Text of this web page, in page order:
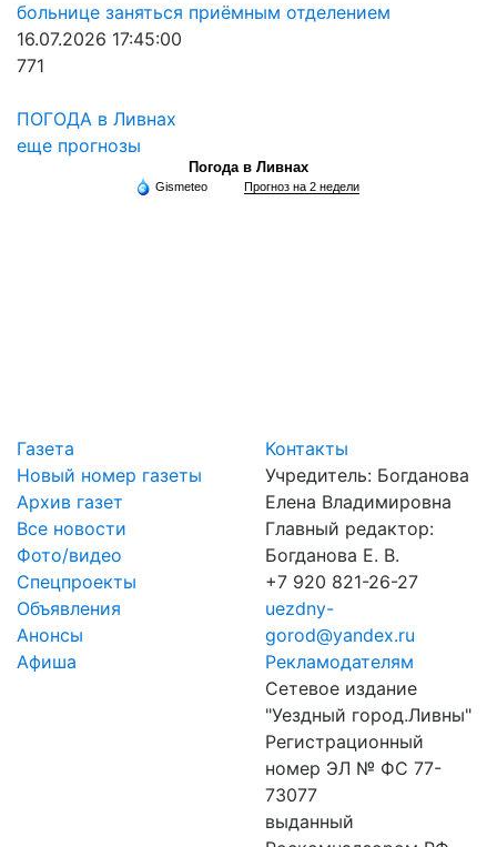
больнице заняться приёмным отделением
16.07.2026 17:45:00
771
ПОГОДА в Ливнах
еще прогнозы
Погода в Ливнах
Gismeteo Прогноз на 2 недели
Газета
Новый номер газеты
Архив газет
Все новости
Фото/видео
Спецпроекты
Объявления
Анонсы
Афиша
Контакты
Учредитель: Богданова
Елена Владимировна
Главный редактор:
Богданова Е. В.
+7 920 821-26-27
uezdny-
gorod@yandex.ru
Рекламодателям
Сетевое издание
"Уездный город.Ливны"
Регистрационный
номер ЭЛ № ФС 77-
73077
выданный